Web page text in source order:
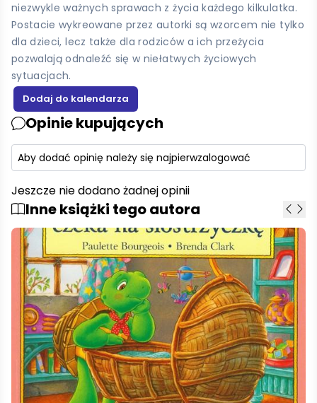
niezwykle ważnych sprawach z życia każdego kilkulatka.
Postacie wykreowane przez autorki są wzorcem nie tylko
dla dzieci, lecz także dla rodziców a ich przeżycia
pozwalają odnaleźć się w niełatwych życiowych
sytuacjach.
Opinie kupujących
Aby dodać opinię należy się najpierwzalogować
Jeszcze nie dodano żadnej opinii
Inne książki tego autora